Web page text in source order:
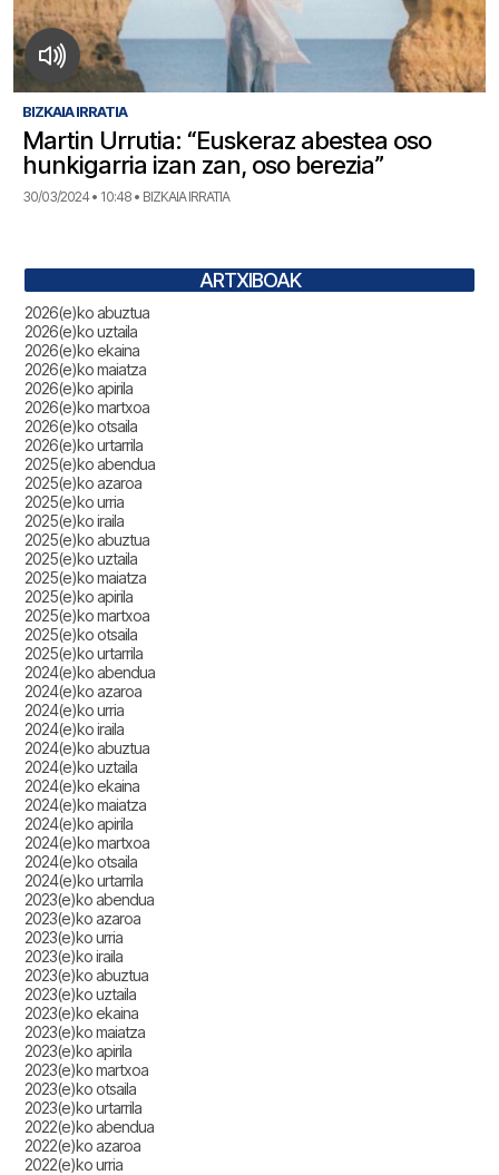
BIZKAIA IRRATIA
Martin Urrutia: “Euskeraz abestea oso
hunkigarria izan zan, oso berezia”
30/03/2024 • 10:48 • BIZKAIA IRRATIA
ARTXIBOAK
2026(e)ko abuztua
2026(e)ko uztaila
2026(e)ko ekaina
2026(e)ko maiatza
2026(e)ko apirila
2026(e)ko martxoa
2026(e)ko otsaila
2026(e)ko urtarrila
2025(e)ko abendua
2025(e)ko azaroa
2025(e)ko urria
2025(e)ko iraila
2025(e)ko abuztua
2025(e)ko uztaila
2025(e)ko maiatza
2025(e)ko apirila
2025(e)ko martxoa
2025(e)ko otsaila
2025(e)ko urtarrila
2024(e)ko abendua
2024(e)ko azaroa
2024(e)ko urria
2024(e)ko iraila
2024(e)ko abuztua
2024(e)ko uztaila
2024(e)ko ekaina
2024(e)ko maiatza
2024(e)ko apirila
2024(e)ko martxoa
2024(e)ko otsaila
2024(e)ko urtarrila
2023(e)ko abendua
2023(e)ko azaroa
2023(e)ko urria
2023(e)ko iraila
2023(e)ko abuztua
2023(e)ko uztaila
2023(e)ko ekaina
2023(e)ko maiatza
2023(e)ko apirila
2023(e)ko martxoa
2023(e)ko otsaila
2023(e)ko urtarrila
2022(e)ko abendua
2022(e)ko azaroa
2022(e)ko urria